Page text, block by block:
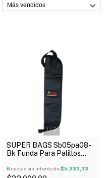
1/3
SUPER BAGS Sb05pa08-
Bk Funda Para Palillos
6 cuotas sin interés de$5.333,33